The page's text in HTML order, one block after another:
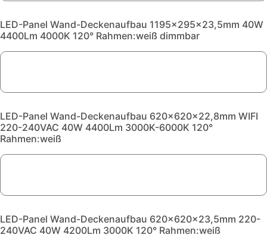
LED-Panel Wand-Deckenaufbau 1195x295x23,5mm 40W
4400Lm 4000K 120° Rahmen:weiß dimmbar
LED-Panel Wand-Deckenaufbau 620x620x22,8mm WIFI
220-240VAC 40W 4400Lm 3000K-6000K 120°
Rahmen:weiß
LED-Panel Wand-Deckenaufbau 620x620x23,5mm 220-
240VAC 40W 4200Lm 3000K 120° Rahmen:weiß